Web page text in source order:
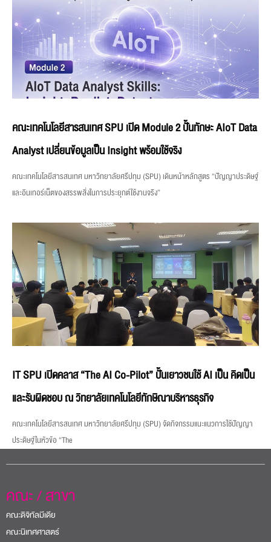
คณะเทคโนโลยีสารสนเทศ SPU เปิด Module 2 ปั้นทักษะ AIoT Data
Analyst เปลี่ยนข้อมูลเป็น Insight พร้อมใช้จริง
คณะเทคโนโลยีสารสนเทศ มหาวิทยาลัยศรีปทุม (SPU) เดินหน้าหลักสูตร “ปัญญาประดิษฐ์
และอินเทอร์เน็ตของสรรพสิ่งในการประยุกต์ใช้งานจริง”
IT SPU เปิดคลาส “The AI Co-Pilot” ปั้นเยาวชนใช้ AI เป็น คิดเป็น
และรับผิดชอบ ณ วิทยาลัยเทคโนโลยีทักษิณาบริหารธุรกิจ
คณะเทคโนโลยีสารสนเทศ มหาวิทยาลัยศรีปทุม (SPU) จัดกิจกรรมแนะแนวการใช้ปัญญา
ประดิษฐ์ในหัวข้อ “The
คณะ / สาขา
คณะดิจิทัลมีเดีย
คณะนิเทศศาสตร์